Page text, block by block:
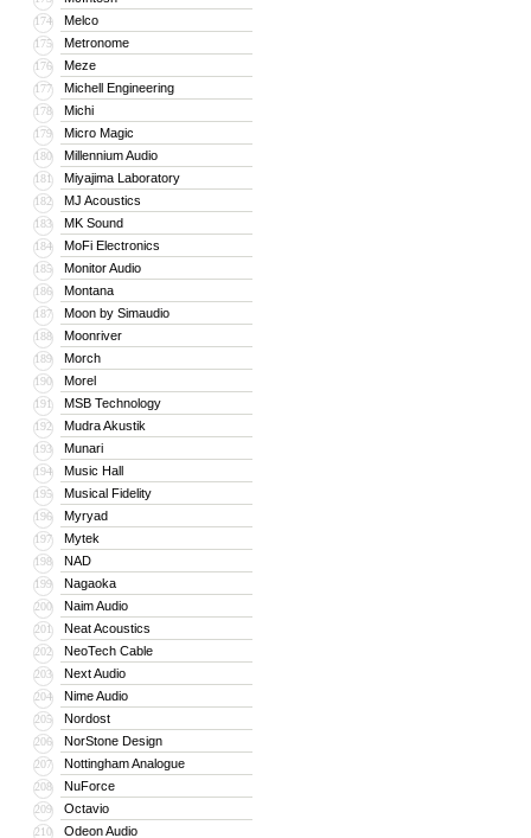
174 Melco
175 Metronome
176 Meze
177 Michell Engineering
178 Michi
179 Micro Magic
180 Millennium Audio
181 Miyajima Laboratory
182 MJ Acoustics
183 MK Sound
184 MoFi Electronics
185 Monitor Audio
186 Montana
187 Moon by Simaudio
188 Moonriver
189 Morch
190 Morel
191 MSB Technology
192 Mudra Akustik
193 Munari
194 Music Hall
195 Musical Fidelity
196 Myryad
197 Mytek
198 NAD
199 Nagaoka
200 Naim Audio
201 Neat Acoustics
202 NeoTech Cable
203 Next Audio
204 Nime Audio
205 Nordost
206 NorStone Design
207 Nottingham Analogue
208 NuForce
209 Octavio
210 Odeon Audio